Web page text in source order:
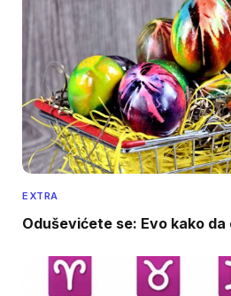
EXTRA
Oduševićete se: Evo kako